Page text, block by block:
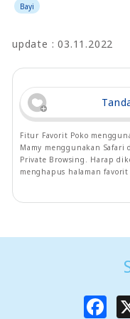
Bayi
update : 03.11.2022
Fitur Favorit Poko
Mamy menggunakan
Private Browsing. Harap
menghapus halaman